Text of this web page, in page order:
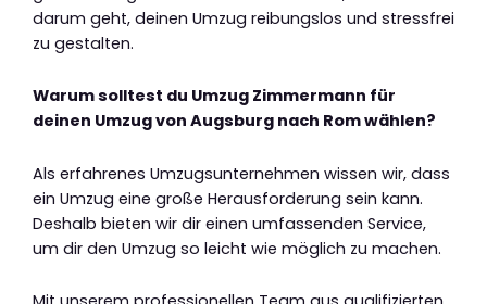
darum geht, deinen Umzug reibungslos und stressfrei
zu gestalten.
Warum solltest du Umzug Zimmermann für
deinen Umzug von Augsburg nach Rom wählen?
Als erfahrenes Umzugsunternehmen wissen wir, dass
ein Umzug eine große Herausforderung sein kann.
Deshalb bieten wir dir einen umfassenden Service,
um dir den Umzug so leicht wie möglich zu machen.